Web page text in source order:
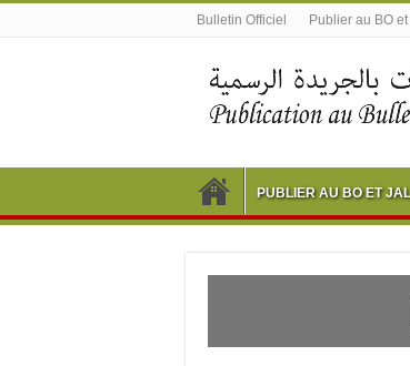
Bulletin Officiel Publier au BO
PUBLIER AU BO ET JAL